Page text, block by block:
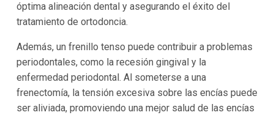
óptima alineación dental y asegurando el éxito del
tratamiento de ortodoncia.
Además, un frenillo tenso puede contribuir a problemas
periodontales, como la recesión gingival y la
enfermedad periodontal. Al someterse a una
frenectomía, la tensión excesiva sobre las encías puede
ser aliviada, promoviendo una mejor salud de las encías